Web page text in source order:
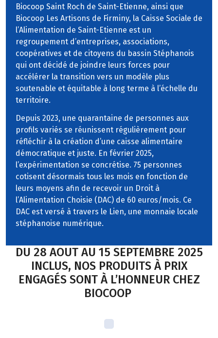
Biocoop Saint Roch de Saint-Etienne, ainsi que
Biocoop Les Artisons de Firminy, la Caisse Sociale de
l’Alimentation de Saint-Etienne est un
regroupement d’entreprises, associations,
coopératives et de citoyens du bassin Stéphanois
qui ont décidé de joindre leurs forces pour
accélérer la transition vers un modèle plus
soutenable et équitable à long terme à l’échelle du
territoire.
Depuis 2023, une quarantaine de personnes aux
profils variés se réunissent régulièrement pour
réfléchir à la création d’une caisse alimentaire
démocratique et juste. En février 2025,
l’expérimentation se concrétise. 75 personnes
cotisent désormais tous les mois en fonction de
leurs moyens afin de recevoir un Droit à
l’Alimentation Choisie (DAC) de 60 euros/mois. Ce
DAC est versé à travers le Lien, une monnaie locale
stéphanoise numérique.
DU 28 AOUT AU 15 SEPTEMBRE 2025
INCLUS, NOS PRODUITS À PRIX
ENGAGÉS SONT À L’HONNEUR CHEZ
BIOCOOP